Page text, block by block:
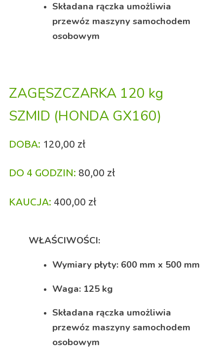
Składana rączka umożliwia
przewóz maszyny samochodem
osobowym
ZAGĘSZCZARKA 120 kg
SZMID (HONDA GX160)
DOBA: 120,00 zł
DO 4 GODZIN: 80,00 zł
KAUCJA: 400,00 zł
WŁAŚCIWOŚCI:
Wymiary płyty: 600 mm x 500 mm
Waga: 125 kg
Składana rączka umożliwia
przewóz maszyny samochodem
osobowym